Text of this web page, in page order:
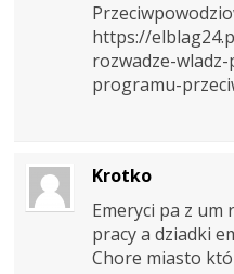
https://
rozwadze-
programu-
Krotko
Emeryci pa z um
pracy a dziadki
Chore miasto